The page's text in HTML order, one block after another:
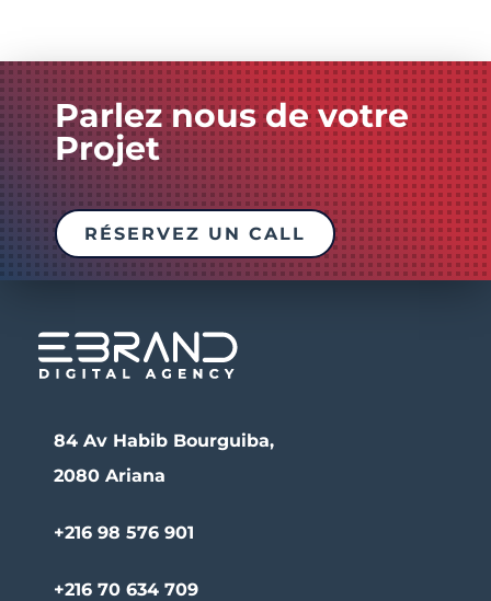
Parlez nous de votre
Projet
RÉSERVEZ UN CALL
84 Av Habib Bourguiba,
2080 Ariana
+216 98 576 901
+216 70 634 709